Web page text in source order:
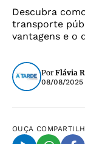
Descubra
transporte
vantagens e o
Por Flávia
08/08/2025
OUÇA